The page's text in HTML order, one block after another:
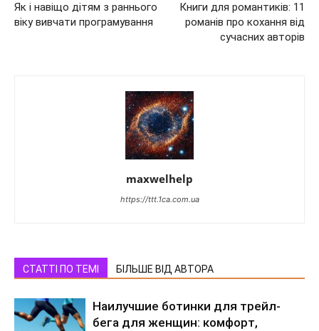
Як і навіщо дітям з раннього
віку вивчати програмування
Книги для романтиків: 11
романів про кохання від
сучасних авторів
maxwelhelp
https://ttt.1ca.com.ua
СТАТТІ ПО ТЕМІ БІЛЬШЕ ВІД АВТОРА
Наилучшие ботинки для трейл-
бега для женщин: комфорт,